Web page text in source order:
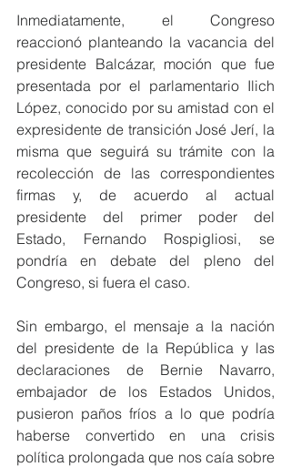
Inmediatamente, el Congreso
reaccionó planteando la vacancia del
presidente Balcázar, moción que fue
presentada por el parlamentario Ilich
López, conocido por su amistad con el
expresidente de transición José Jerí, la
misma que seguirá su trámite con la
recolección de las correspondientes
firmas y, de acuerdo al actual
presidente del primer poder del
Estado, Fernando Rospigliosi, se
pondría en debate del pleno del
Congreso, si fuera el caso.
Sin embargo, el mensaje a la nación
del presidente de la República y las
declaraciones de Bernie Navarro,
embajador de los Estados Unidos,
pusieron paños fríos a lo que podría
haberse convertido en una crisis
política prolongada que nos caía sobre